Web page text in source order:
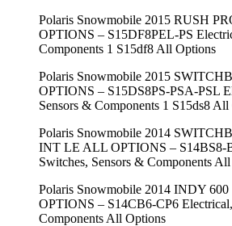
Polaris Snowmobile 2015 RUSH
OPTIONS – S15DF8PEL-PS
Components 1 S15df8 All Options
Polaris Snowmobile 2015
OPTIONS – S15DS8PS-PSA-PSL
Sensors & Components 1 S15ds8
Polaris Snowmobile 2014
INT LE ALL OPTIONS – S14BS8-
Switches, Sensors & Components
Polaris Snowmobile 2014 INDY
OPTIONS – S14CB6-CP6
Components All Options